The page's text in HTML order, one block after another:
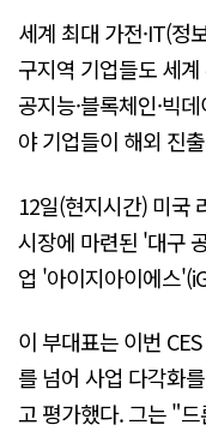
세계 최대 가전·IT(정
구지역 기업들도 세
공지능·블록체인·빅
야 기업들이 해외 진
12일(현지시간) 미국
시장에 마련된 '대구
업 '아이지아이에스
이 부대표는 이번
를 넘어 사업 다각화
고 평가했다. 그는 "